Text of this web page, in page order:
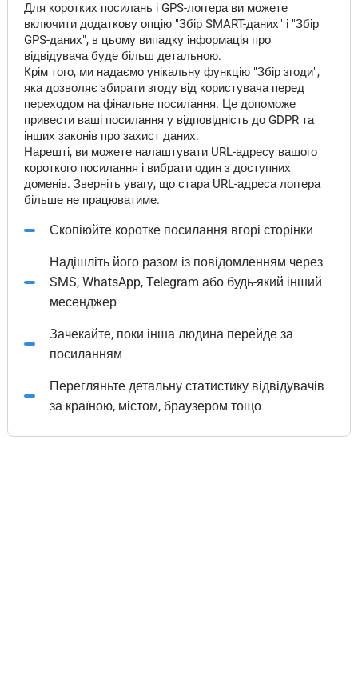
Для коротких посилань і GPS-логгера ви можете
включити додаткову опцію "Збір SMART-даних" і "Збір
GPS-даних", в цьому випадку інформація про
відвідувача буде більш детальною.
Крім того, ми надаємо унікальну функцію "Збір згоди",
яка дозволяє збирати згоду від користувача перед
переходом на фінальне посилання. Це допоможе
привести ваші посилання у відповідність до GDPR та
інших законів про захист даних.
Нарешті, ви можете налаштувати URL-адресу вашого
короткого посилання і вибрати один з доступних
доменів. Зверніть увагу, що стара URL-адреса логгера
більше не працюватиме.
Скопіюйте коротке посилання вгорі сторінки
Надішліть його разом із повідомленням через
SMS, WhatsApp, Telegram або будь-який інший
месенджер
Зачекайте, поки інша людина перейде за
посиланням
Перегляньте детальну статистику відвідувачів
за країною, містом, браузером тощо